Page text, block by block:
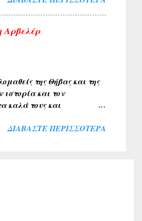
η αναδημοσιεύσεις,
υπογραφούν. Σχόλια
της Θήβας και της
ιστορία και τον
καλά τους και
Αρβελέρ η οποία
για το σκοπό αυτό. Ήταν
ευλογία η παρουσία του
ΔΙΑΒΆΣΤΕ ΠΕΡΙΣΣΌΤΕΡΑ